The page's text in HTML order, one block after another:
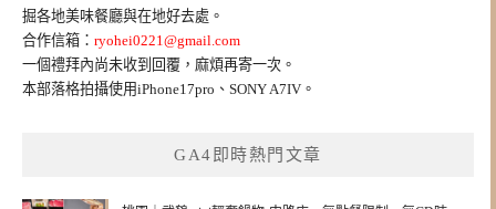
字:
掘各地美味餐廳與在地好去處。
合作信箱： ryohei0221@gmail.com
一個禮拜內尚未收到回覆，麻煩再寄一次。
本部落格拍攝使用iPhone17pro、SONY A7IV。
GA4即時熱門文章